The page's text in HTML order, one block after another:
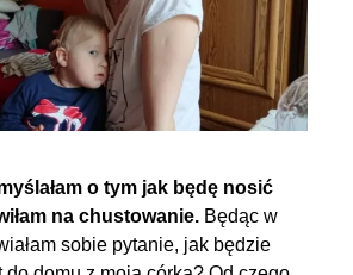
o tym jak będę nosić
na chustowanie. Będąc w
sobie pytanie, jak będzie